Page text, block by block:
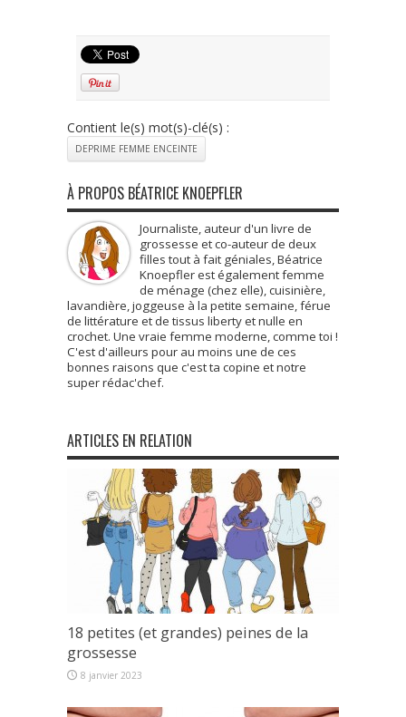
Contient le(s) mot(s)-clé(s) :
DEPRIME FEMME ENCEINTE
À PROPOS BÉATRICE KNOEPFLER
Journaliste, auteur d'un livre de
grossesse et co-auteur de deux
filles tout à fait géniales, Béatrice
Knoepfler est également femme
de ménage (chez elle), cuisinière,
lavandière, joggeuse à la petite semaine, férue
de littérature et de tissus liberty et nulle en
crochet. Une vraie femme moderne, comme toi !
C'est d'ailleurs pour au moins une de ces
bonnes raisons que c'est ta copine et notre
super rédac'chef.
ARTICLES EN RELATION
18 petites (et grandes) peines de la
grossesse
8 janvier 2023